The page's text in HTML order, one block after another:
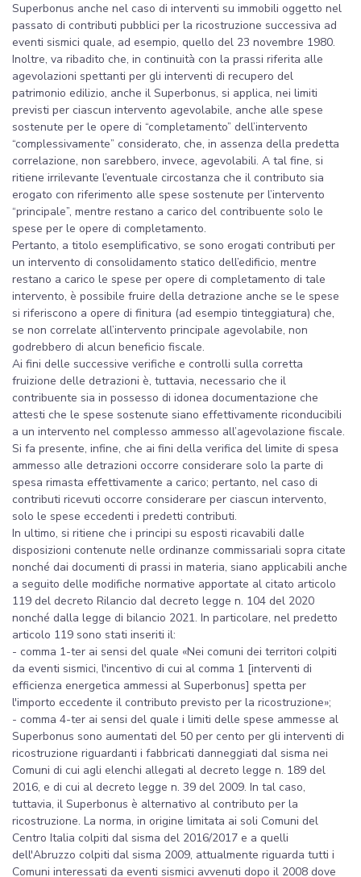
Superbonus anche nel caso di interventi su immobili oggetto nel
passato di contributi pubblici per la ricostruzione successiva ad
eventi sismici quale, ad esempio, quello del 23 novembre 1980.
Inoltre, va ribadito che, in continuità con la prassi riferita alle
agevolazioni spettanti per gli interventi di recupero del
patrimonio edilizio, anche il Superbonus, si applica, nei limiti
previsti per ciascun intervento agevolabile, anche alle spese
sostenute per le opere di “completamento” dell’intervento
“complessivamente” considerato, che, in assenza della predetta
correlazione, non sarebbero, invece, agevolabili. A tal fine, si
ritiene irrilevante l’eventuale circostanza che il contributo sia
erogato con riferimento alle spese sostenute per l’intervento
“principale”, mentre restano a carico del contribuente solo le
spese per le opere di completamento.
Pertanto, a titolo esemplificativo, se sono erogati contributi per
un intervento di consolidamento statico dell’edificio, mentre
restano a carico le spese per opere di completamento di tale
intervento, è possibile fruire della detrazione anche se le spese
si riferiscono a opere di finitura (ad esempio tinteggiatura) che,
se non correlate all’intervento principale agevolabile, non
godrebbero di alcun beneficio fiscale.
Ai fini delle successive verifiche e controlli sulla corretta
fruizione delle detrazioni è, tuttavia, necessario che il
contribuente sia in possesso di idonea documentazione che
attesti che le spese sostenute siano effettivamente riconducibili
a un intervento nel complesso ammesso all’agevolazione fiscale.
Si fa presente, infine, che ai fini della verifica del limite di spesa
ammesso alle detrazioni occorre considerare solo la parte di
spesa rimasta effettivamente a carico; pertanto, nel caso di
contributi ricevuti occorre considerare per ciascun intervento,
solo le spese eccedenti i predetti contributi.
In ultimo, si ritiene che i principi su esposti ricavabili dalle
disposizioni contenute nelle ordinanze commissariali sopra citate
nonché dai documenti di prassi in materia, siano applicabili anche
a seguito delle modifiche normative apportate al citato articolo
119 del decreto Rilancio dal decreto legge n. 104 del 2020
nonché dalla legge di bilancio 2021. In particolare, nel predetto
articolo 119 sono stati inseriti il:
- comma 1-ter ai sensi del quale «Nei comuni dei territori colpiti
da eventi sismici, l'incentivo di cui al comma 1 [interventi di
efficienza energetica ammessi al Superbonus] spetta per
l'importo eccedente il contributo previsto per la ricostruzione»;
- comma 4-ter ai sensi del quale i limiti delle spese ammesse al
Superbonus sono aumentati del 50 per cento per gli interventi di
ricostruzione riguardanti i fabbricati danneggiati dal sisma nei
Comuni di cui agli elenchi allegati al decreto legge n. 189 del
2016, e di cui al decreto legge n. 39 del 2009. In tal caso,
tuttavia, il Superbonus è alternativo al contributo per la
ricostruzione. La norma, in origine limitata ai soli Comuni del
Centro Italia colpiti dal sisma del 2016/2017 e a quelli
dell'Abruzzo colpiti dal sisma 2009, attualmente riguarda tutti i
Comuni interessati da eventi sismici avvenuti dopo il 2008 dove